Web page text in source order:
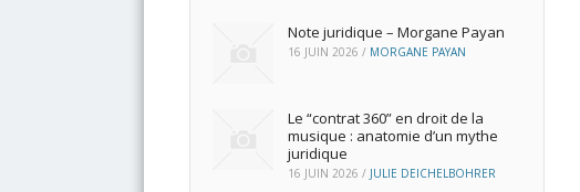
Note juridique – Morgane Payan
16 JUIN 2026 / MORGANE PAYAN
Le “contrat 360” en droit de la
musique : anatomie d’un mythe
juridique
16 JUIN 2026 / JULIE DEICHELBOHRER